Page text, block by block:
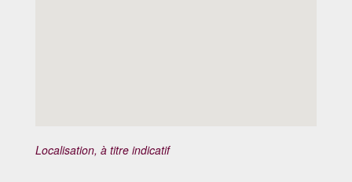
Localisation, à titre indicatif